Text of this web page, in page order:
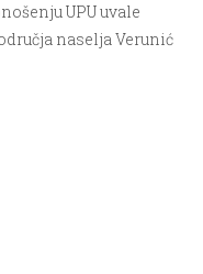
UPU uvale
naselja Verunić